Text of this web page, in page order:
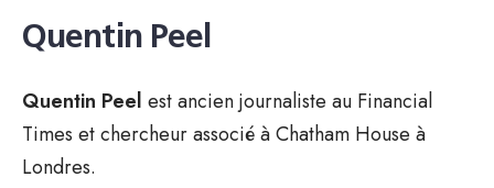
Quentin Peel
Quentin Peel est ancien journaliste au Financial
Times et chercheur associé à Chatham House à
Londres.